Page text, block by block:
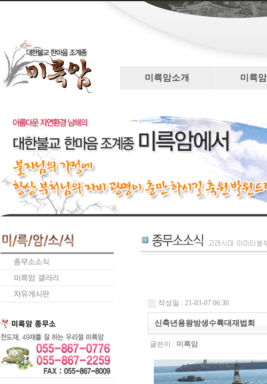
미륵암소개 미륵
작성일 : 21-03-07 06:30
신축년용왕방생수륙대재법회
글쓴이 : 미륵암